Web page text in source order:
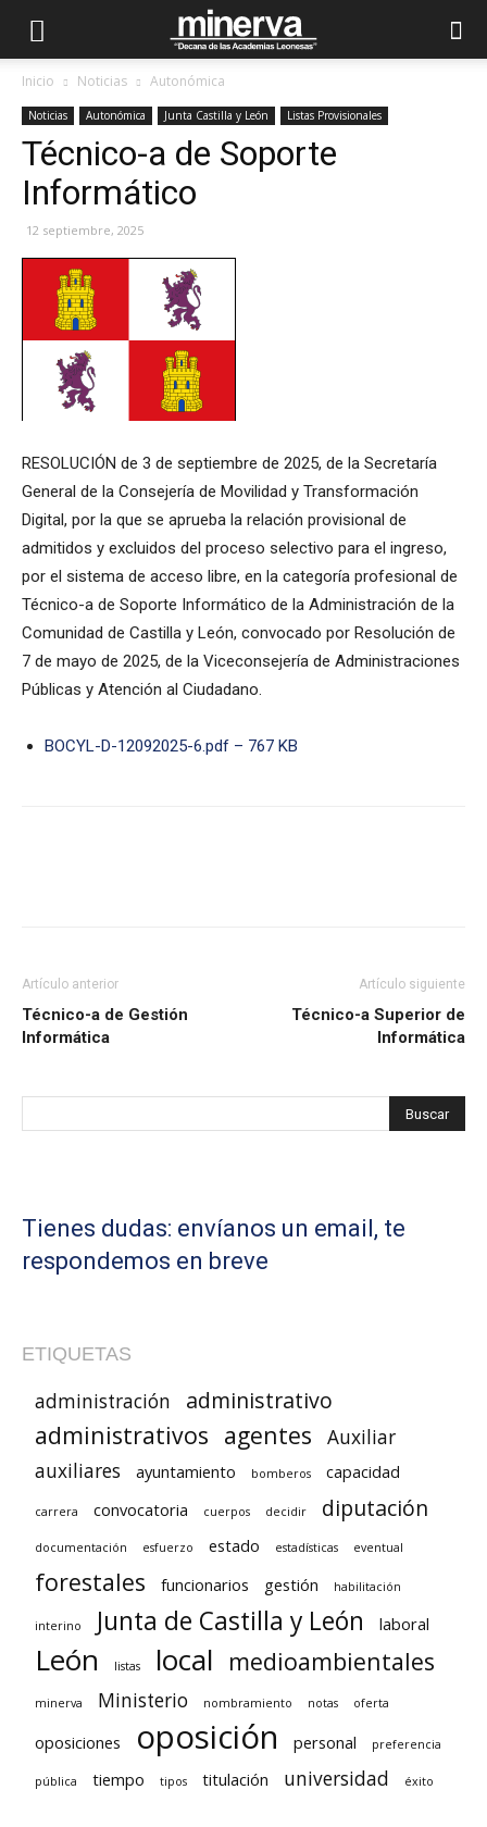
Inicio Noticias Autonómica
Noticias Autonómica Junta Castilla y León Listas Provisionales
Técnico-a de Soporte
Informático
12 septiembre, 2025
RESOLUCIÓN de 3 de septiembre de 2025, de la Secretaría
General de la Consejería de Movilidad y Transformación
Digital, por la que se aprueba la relación provisional de
admitidos y excluidos del proceso selectivo para el ingreso,
por el sistema de acceso libre, en la categoría profesional de
Técnico-a de Soporte Informático de la Administración de la
Comunidad de Castilla y León, convocado por Resolución de
7 de mayo de 2025, de la Viceconsejería de Administraciones
Públicas y Atención al Ciudadano.
BOCYL-D-12092025-6.pdf – 767 KB
Artículo anterior
Técnico-a de Gestión
Informática
Artículo siguiente
Técnico-a Superior de
Informática
Tienes dudas: envíanos un email, te
respondemos en breve
ETIQUETAS
administración administrativo
administrativos agentes
Auxiliar
auxiliares
ayuntamiento bomberos capacidad
carrera convocatoria cuerpos decidir diputación
documentación esfuerzo estado estadísticas eventual
forestales funcionarios gestión habilitación
interino Junta de Castilla y León laboral
León listas local medioambientales
minerva Ministerio nombramiento notas oferta
oposiciones oposición personal preferencia
pública tiempo tipos titulación universidad éxito